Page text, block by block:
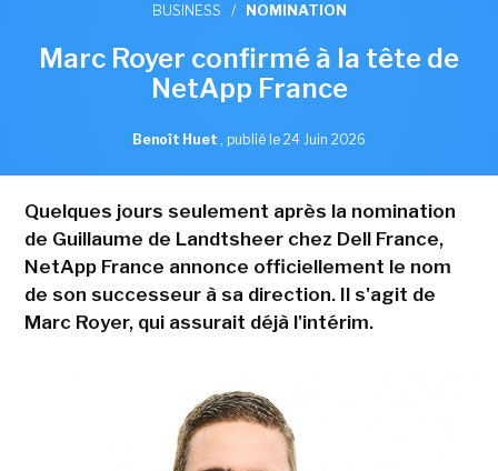
BUSINESS / NOMINATION
Marc Royer confirmé à la tête de
NetApp France
Benoît Huet , publié le 24 Juin 2026
Quelques jours seulement après la nomination
de Guillaume de Landtsheer chez Dell France,
NetApp France annonce officiellement le nom
de son successeur à sa direction. Il s'agit de
Marc Royer, qui assurait déjà l'intérim.